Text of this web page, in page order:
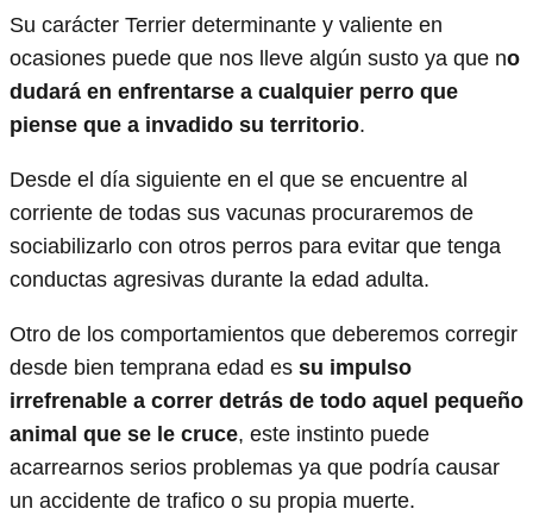
Su carácter Terrier determinante y valiente en
ocasiones puede que nos lleve algún susto ya que no
dudará en enfrentarse a cualquier perro que
piense que a invadido su territorio.
Desde el día siguiente en el que se encuentre al
corriente de todas sus vacunas procuraremos de
sociabilizarlo con otros perros para evitar que tenga
conductas agresivas durante la edad adulta.
Otro de los comportamientos que deberemos corregir
desde bien temprana edad es su impulso
irrefrenable a correr detrás de todo aquel pequeño
animal que se le cruce, este instinto puede
acarrearnos serios problemas ya que podría causar
un accidente de trafico o su propia muerte.